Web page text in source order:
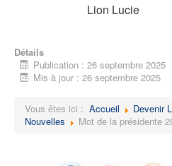
Lion Lucie
Détails
Publication : 26 septembre 2025
Mis à jour : 26 septembre 2025
Vous êtes ici : Accueil Devenir
Nouvelles
Mot de la présidente